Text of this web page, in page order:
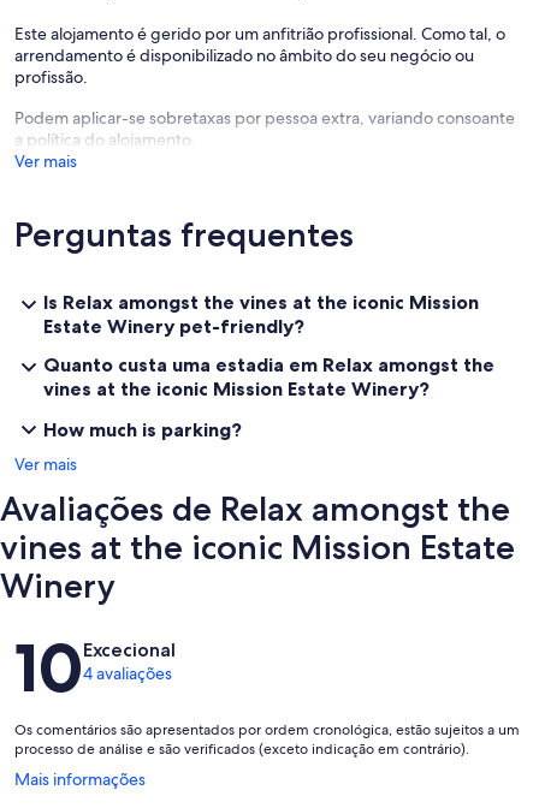
Este alojamento é gerido por um anfitrião profissional. Como tal, o
arrendamento é disponibilizado no âmbito do seu negócio ou
profissão.
Podem aplicar-se sobretaxas por pessoa extra, variando consoante
a política do alojamento.
Ver mais
Perguntas frequentes
Is Relax amongst the vines at the iconic Mission
Estate Winery pet-friendly?
Quanto custa uma estadia em Relax amongst the
vines at the iconic Mission Estate Winery?
How much is parking?
Ver mais
Avaliações de Relax amongst the
vines at the iconic Mission Estate
Winery
Avaliações
10Excecional
4 avaliações
Os comentários são apresentados por ordem cronológica, estão sujeitos a um
processo de análise e são verificados (exceto indicação em contrário).
Mais informações
Abre